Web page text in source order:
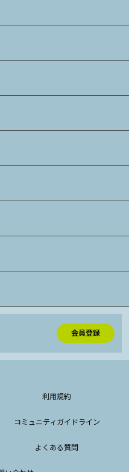
会員登録
利用規約
コミュニティガイドライン
よくある質問